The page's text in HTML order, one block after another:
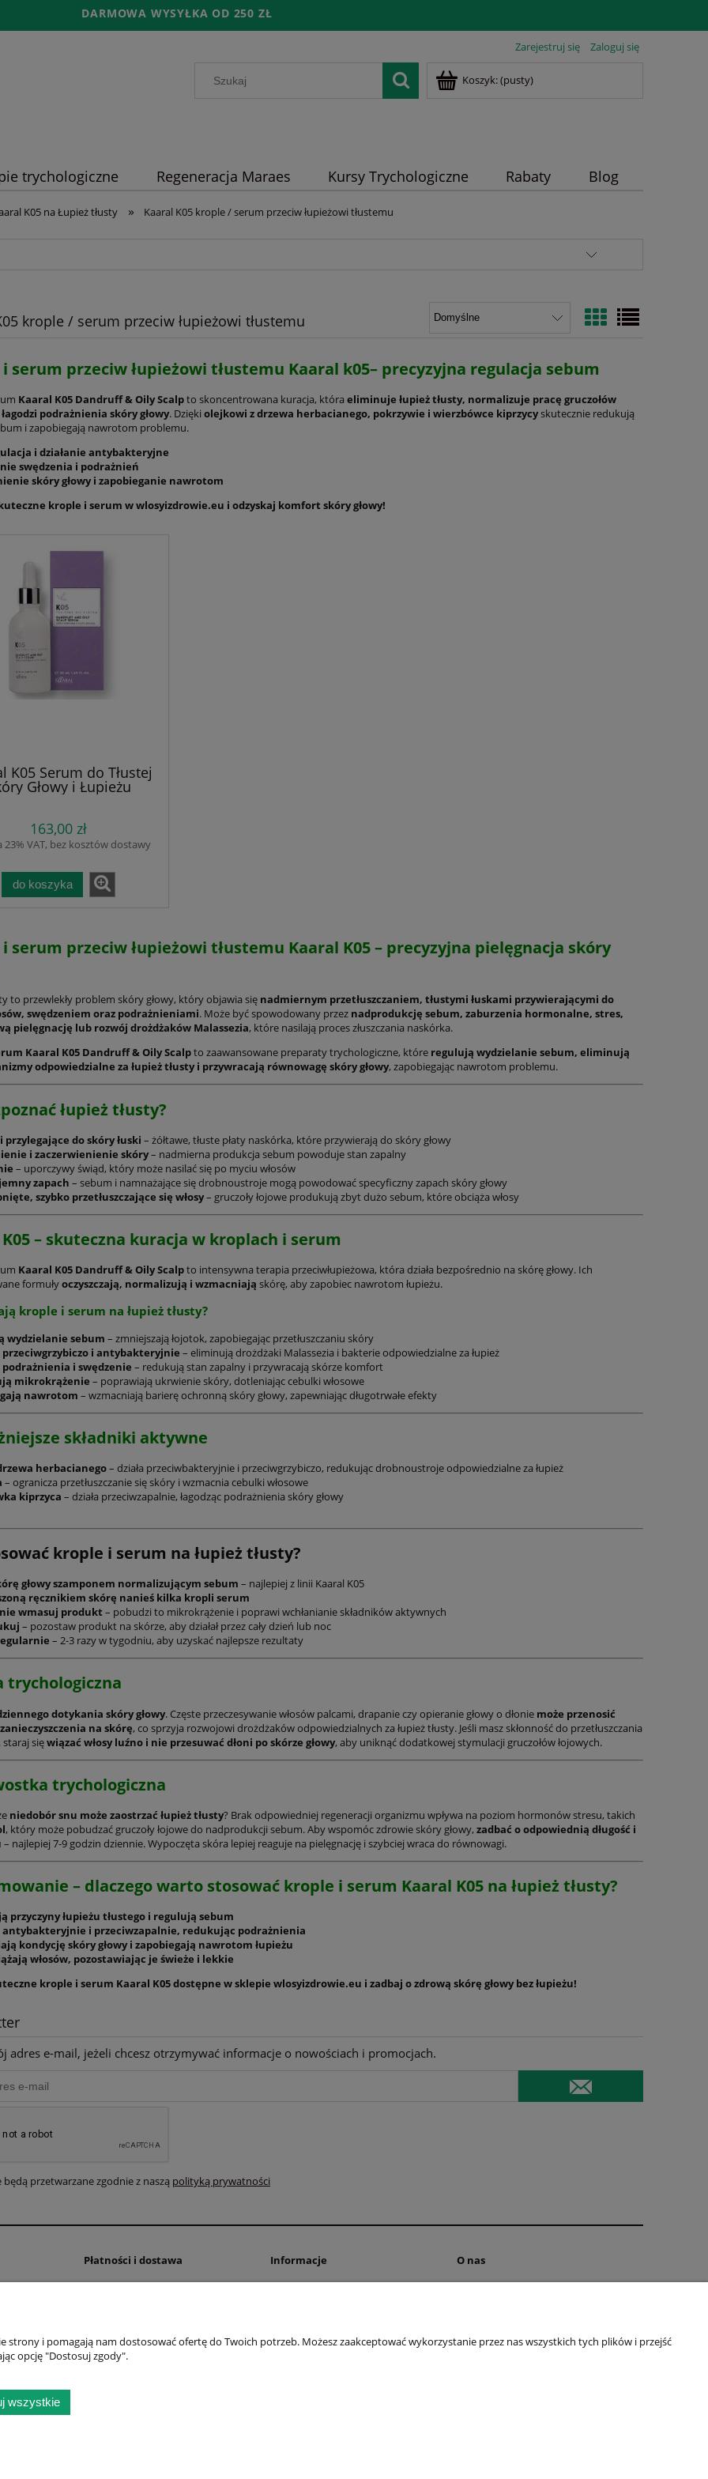
DARMOWA WYSYŁKA OD 250 ZŁ
Zarejestruj się Zaloguj się
Koszyk:(pusty)
trychologiczne Regeneracja Maraes Kursy Trychologiczne Rabaty Blog
K05 na Łupież tłusty » Kaaral K05 krople / serum przeciw łupieżowi tłustemu
LISS CARE KAARAL –
Szampon
regeneracja i
i Olejek Monoi | pH
| Bez soli, SLS,
i olejów mineralnych
262,00 zł
do koszyka
MARAES RENEW CARE Kaaral
Kompletny Zestaw – Regeneracja
Zniszczonych. Szampon + Maska
Kompleksami Algowymi.
Nawilżenie, Blask, Wzmocnienie
Bez Obciążenia
do koszyka
Sucha i łuszcząca się skóra głowy
- Kompletna, holistyczna kuracja
Maraes Care i Kaaral K05
wypadaniu
krople / serum przeciw łupieżowi tłustemu
serum przeciw łupieżowi tłustemu Kaaral k05– precyzyjna regulacja sebum
Kaaral K05 Dandruff & Oily Scalpto skoncentrowana kuracja, która eliminuje łupież tłusty, normalizuje pracę gruczołów
podrażnienia skóry głowy. Dzięki olejkowi z drzewa herbacianego, pokrzywie i wierzbówce kiprzycyskutecznie redukują
i zapobiegają nawrotom problemu.
i działanie antybakteryjne
swędzenia i podrażnień
skóry głowy i zapobieganie nawrotom
krople i serum w wlosyizdrowie.eu i odzyskaj komfort skóry głowy!
K05 Serum do Tłustej
Głowy i Łupieżu
tłustego. Kuracja
Się Skórę
i Łupież Tłusty |
Wierzbówka,
Pokrzywa 50 ml
163,00 zł
23% VAT, bez kosztów dostawy
do koszyka
serum przeciw łupieżowi tłustemu Kaaral K05 – precyzyjna pielęgnacja skóry
to przewlekły problem skóry głowy, który objawia się nadmiernym przetłuszczaniem, tłustymi łuskami przywierającymi do
swędzeniem oraz podrażnieniami. Może być spowodowany przez nadprodukcję sebum, zaburzenia hormonalne, stres,
pielęgnację lub rozwój drożdżaków Malassezia, które nasilają proces złuszczania naskórka.
Kaaral K05 Dandruff & Oily Scalpto zaawansowane preparaty trychologiczne, które regulują wydzielanie sebum, eliminują
odpowiedzialne za łupież tłusty i przywracają równowagę skóry głowy, zapobiegając nawrotom problemu.
łupież tłusty?
przylegające do skóry łuski – żółtawe, tłuste płaty naskórka, które przywierają do skóry głowy
i zaczerwienienie skóry– nadmierna produkcja sebum powoduje stan zapalny
– uporczywy świąd, który może nasilać się po myciu włosów
zapach – sebum i namnażające się drobnoustroje mogą powodować specyficzny zapach skóry głowy
szybko przetłuszczające się włosy– gruczoły łojowe produkują zbyt dużo sebum, które obciąża włosy
– skuteczna kuracja w kroplach i serum
Kaaral K05 Dandruff & Oily Scalpto intensywna terapia przeciwłupieżowa, która działa bezpośrednio na skórę głowy. Ich
formułyoczyszczają, normalizują i wzmacniają skórę, aby zapobiec nawrotom łupieżu.
krople i serum na łupież tłusty?
wydzielanie sebum – zmniejszają łojotok, zapobiegając przetłuszczaniu skóry
przeciwgrzybiczo i antybakteryjnie – eliminują drożdżaki Malassezia i bakterie odpowiedzialne za łupież
podrażnienia i swędzenie – redukują stan zapalny i przywracają skórze komfort
mikrokrążenie – poprawiają ukrwienie skóry, dotleniając cebulki włosowe
nawrotom – wzmacniają barierę ochronną skóry głowy, zapewniając długotrwałe efekty
składniki aktywne
herbacianego– działa przeciwbakteryjnie i przeciwgrzybiczo, redukując drobnoustroje odpowiedzialne za łupież
– ogranicza przetłuszczanie się skóry i wzmacnia cebulki włosowe
kiprzyca – działa przeciwzapalnie, łagodząc podrażnienia skóry głowy
krople i serum na łupież tłusty?
głowy szamponem normalizującym sebum – najlepiej z linii Kaaral K05
ręcznikiem skórę nanieś kilka kropli serum
wmasuj produkt – pobudzi to mikrokrążenie i poprawi wchłanianie składników aktywnych
– pozostaw produkt na skórze, aby działał przez cały dzień lub noc
– 2-3 razy w tygodniu, aby uzyskać najlepsze rezultaty
trychologiczna
dotykania skóry głowy. Częste przeczesywanie włosów palcami, drapanie czy opieranie głowy o dłonie może przenosić
na skórę, co sprzyja rozwojowi drożdżaków odpowiedzialnych za łupież tłusty. Jeśli masz skłonność do przetłuszczania
staraj sięwiązać włosy luźno i nie przesuwać dłoni po skórze głowy, aby uniknąć dodatkowej stymulacji gruczołów łojowych.
trychologiczna
niedobór snu może zaostrzać łupież tłusty? Brak odpowiedniej regeneracji organizmu wpływa na poziom hormonów stresu, takich
, który może pobudzać gruczoły łojowe do nadprodukcji sebum. Aby wspomóc zdrowie skóry głowy, zadbać o odpowiednią długość i
– najlepiej 7-9 godzin dziennie. Wypoczęta skóra lepiej reaguje na pielęgnację i szybciej wraca do równowagi.
– dlaczego warto stosować krople i serum Kaaral K05 na łupież tłusty?
przyczyny łupieżu tłustego i regulują sebum
antybakteryjnie i przeciwzapalnie, redukując podrażnienia
kondycję skóry głowy i zapobiegają nawrotom łupieżu
włosów, pozostawiając je świeże i lekkie
krople i serum Kaaral K05 dostępne w sklepie wlosyizdrowie.eu i zadbaj o zdrową skórę głowy bez łupieżu!
adres e-mail, jeżeli chcesz otrzymywać informacje o nowościach i promocjach.
będą przetwarzane zgodnie z naszą polityką prywatności
Płatności i dostawa
Czas i koszty dostawy
Informacje O nas
Blog
154, 32-020 Wieliczka | NIP: 6791738313 | REGON: 356868263 | Email:
strony i pomagają nam dostosować ofertę do Twoich potrzeb. Możesz zaakceptować wykorzystanie przez nas wszystkich tych plików i przejść
opcję "Dostosuj zgody".
wszystkie